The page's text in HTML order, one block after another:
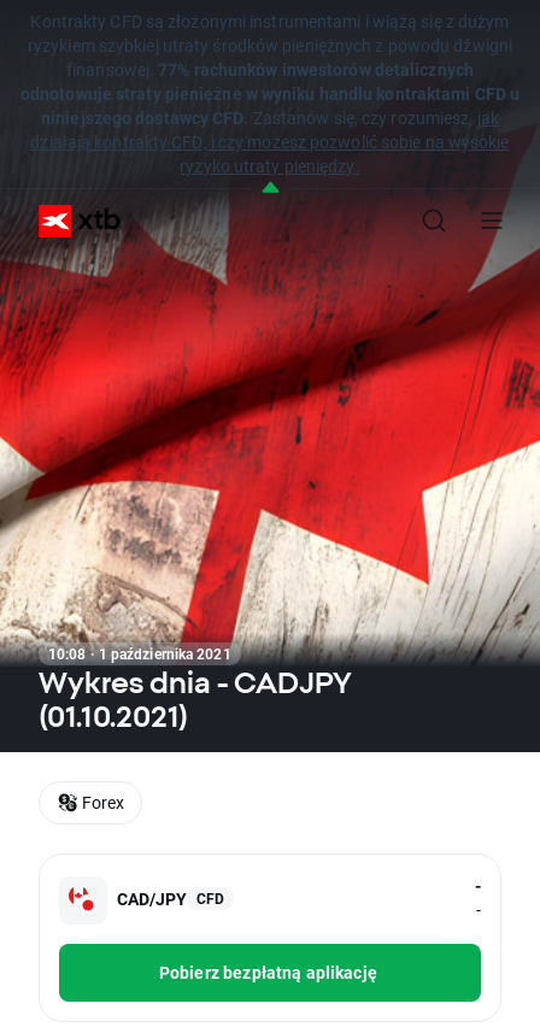
Kontrakty CFD są złożonymi instrumentami i wiążą się z dużym
ryzykiem szybkiej utraty środków pieniężnych z powodu dźwigni
finansowej. 77% rachunków inwestorów detalicznych
odnotowuje straty pieniężne w wyniku handlu kontraktami CFD u
niniejszego dostawcy CFD. Zastanów się, czy rozumiesz, jak
działają kontrakty CFD, i czy możesz pozwolić sobie na wysokie
ryzyko utraty pieniędzy.
10:08 · 1 października 2021
Wykres dnia - CADJPY
(01.10.2021)
CAD/JPY CFD
-
-
Pobierz bezpłatną aplikację
Forex